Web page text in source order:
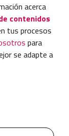
acerca
contenidos
tus procesos
para
se adapte a